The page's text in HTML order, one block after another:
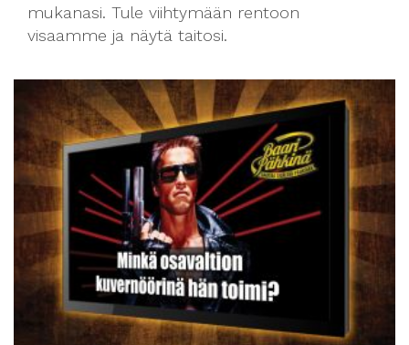
mukanasi. Tule viihtymään rentoon
visaamme ja näytä taitosi.